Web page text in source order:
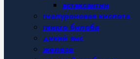
астаксантин
гиалуроновая кислота
гинкго билоба
дикий ямс
железо